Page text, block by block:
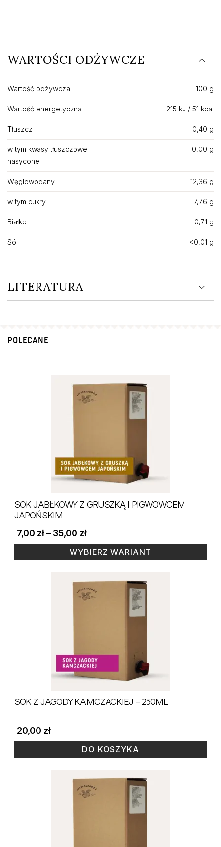
WARTOŚCI ODŻYWCZE
Wartość odżywcza 100 g
Wartość energetyczna 215 kJ / 51 kcal
Tłuszcz 0,40 g
w tym kwasy tłuszczowe
nasycone
0,00 g
Węglowodany 12,36 g
w tym cukry 7,76 g
Białko 0,71 g
Sól <0,01 g
LITERATURA
POLECANE
SOK JABŁKOWY Z GRUSZKĄ I PIGWOWCEM
JAPOŃSKIM
7,00 zł– 35,00 złZakres
cen:
od
7,00 zł
WYBIERZ WARIANT
produktu
SOK Z JAGODY KAMCZACKIEJ – 250ML
20,00 zł
DO KOSZYKA